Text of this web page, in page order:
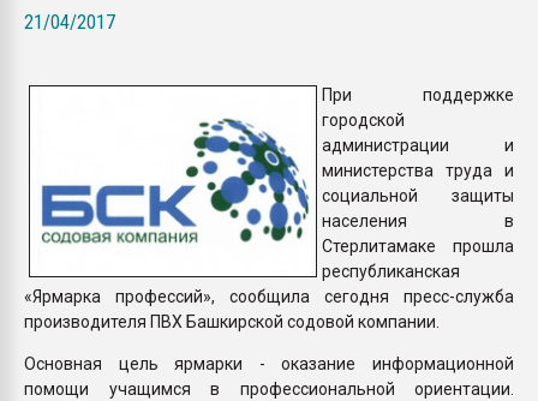
21/04/2017
При поддержке
городской
администрации и
министерства труда и
социальной защиты
населения в
Стерлитамаке прошла
республиканская
«Ярмарка профессий», сообщила сегодня пресс-служба
производителя ПВХ Башкирской содовой компании.
Основная цель ярмарки - оказание информационной
помощи учащимся в профессиональной ориентации.